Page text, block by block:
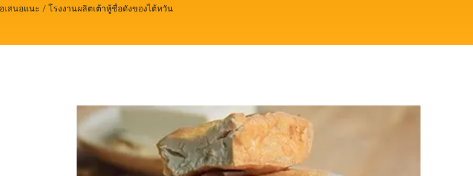
CO., LTD.
บมืออาชีพในการผลิตเต้าหู้ให้กับลูกค้าทั่วโลกของเรา ให้เราเป็นพันธมิตรที่สำคัญและทรงพลังใน
เสนอแนะ / โรงงานผลิตเต้าหู้ชื่อดังของไต้หวัน